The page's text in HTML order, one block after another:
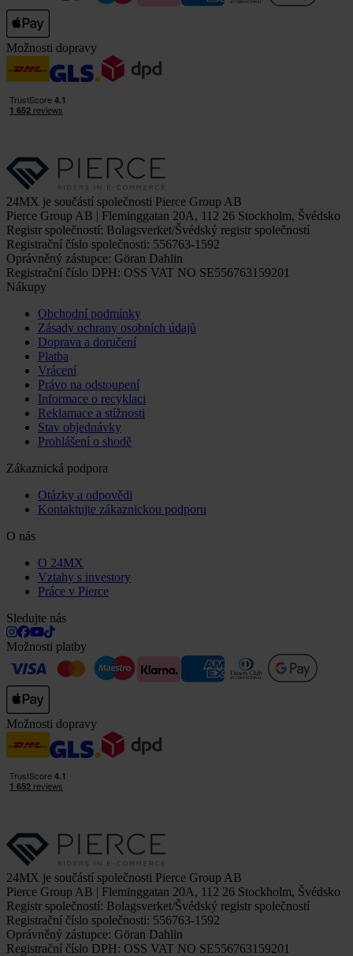
Možnosti dopravy
24MX je součástí společnosti Pierce Group AB
Pierce Group AB | Fleminggatan 20A, 112 26 Stockholm, Švédsko
Registr společností: Bolagsverket/Švédský registr společností
Registrační číslo společnosti: 556763-1592
Oprávněný zástupce: Göran Dahlin
Registrační číslo DPH: OSS VAT NO SE556763159201
Nákupy
Obchodní podmínky
Zásady ochrany osobních údajů
Doprava a doručení
Platba
Vrácení
Právo na odstoupení
Informace o recyklaci
Reklamace a stížnosti
Stav objednávky
Prohlášení o shodě
Zákaznická podpora
Otázky a odpovědi
Kontaktujte zákaznickou podporu
O nás
O 24MX
Vztahy s investory
Práce v Pierce
Sledujte nás
Možnosti platby
Možnosti dopravy
24MX je součástí společnosti Pierce Group AB
Pierce Group AB | Fleminggatan 20A, 112 26 Stockholm, Švédsko
Registr společností: Bolagsverket/Švédský registr společností
Registrační číslo společnosti: 556763-1592
Oprávněný zástupce: Göran Dahlin
Registrační číslo DPH: OSS VAT NO SE556763159201